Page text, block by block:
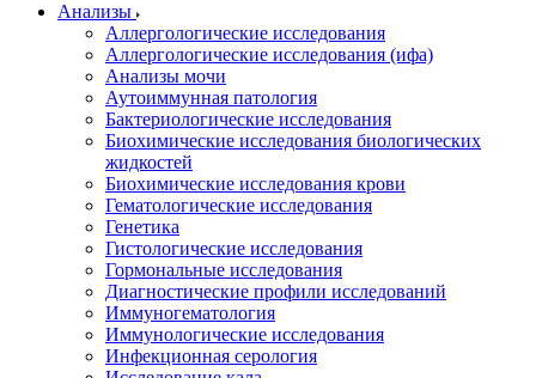
Анализы
Аллергологические исследования
Аллергологические исследования (ифа)
Анализы мочи
Аутоиммунная патология
Бактериологические исследования
Биохимические исследования биологических
жидкостей
Биохимические исследования крови
Гематологические исследования
Генетика
Гистологические исследования
Гормональные исследования
Диагностические профили исследований
Иммуногематология
Иммунологические исследования
Инфекционная серология